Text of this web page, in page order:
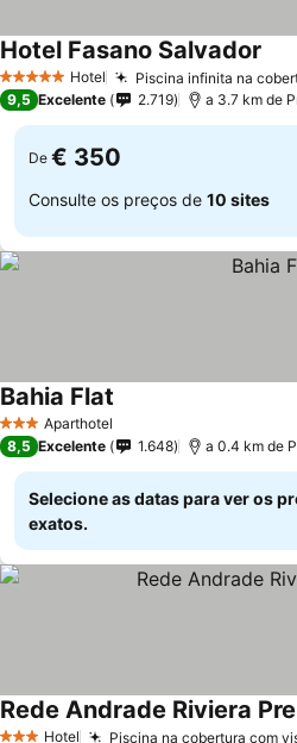
5 Estrelas Hotel Piscina infinita na
Hotel Fasano Salvador
9,5 Excelente 2.719 a 3.7 km de
De € 350
Consulte os preços de 10 sites
3 EstrelasAparthotel
Bahia Flat
8,5 Excelente 1.648 a 0.4 km de
Selecione as datas para ver os
exatos.
Hotel Piscina na cobertura com
Rede Andrade Riviera